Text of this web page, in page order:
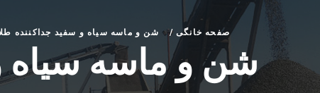
صفحه خانگی / شن و ماسه سیاه و سفید جداکننده
شن و ماسه سیاه